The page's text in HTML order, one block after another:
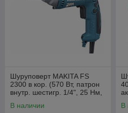
Шуруповерт MAKITA FS
2300 в кор. (570 Вт, патрон
внутр. шестигр. 1/4", 25 Нм,
В наличии В